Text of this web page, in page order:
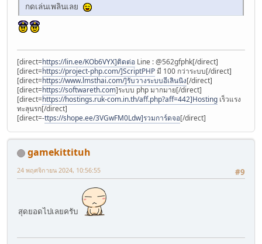
กดเล่นเพลินเลย
[direct=https://lin.ee/KOb6VYX]ติดต่อ Line : @562gfphk[/direct]
[direct=https://project-php.com/]ScriptPHPมี 100 กว่าระบบ[/direct]
[direct=https://www.lmsthai.com/]รับวางระบบอีเลินนิง[/direct]
[direct=https://softwareth.com]ระบบ php มากมาย[/direct]
[direct=https://hostings.ruk-com.in.th/aff.php?aff=442]Hosting เร็วแรง
ทะลุนรก[/direct]
[direct=-ttps://shope.ee/3VGwFM0Ldw]รวมการ์ดจอ[/direct]
gamekittituh
#9
24 พฤศจิกายน 2024, 10:56:55
สุดยอดไปเลยครับ